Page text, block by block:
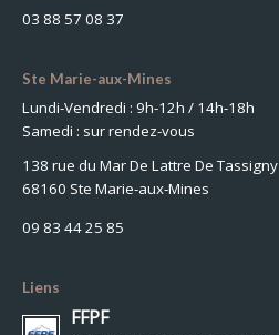
03 88 57 08 37
Ste Marie-aux-Mines
Lundi-Vendredi : 9h-12h / 14h-18h
Samedi : sur rendez-vous
138 rue du Mar De Lattre De Tassigny
68160 Ste Marie-aux-Mines
09 83 44 25 85
Liens
FFPF